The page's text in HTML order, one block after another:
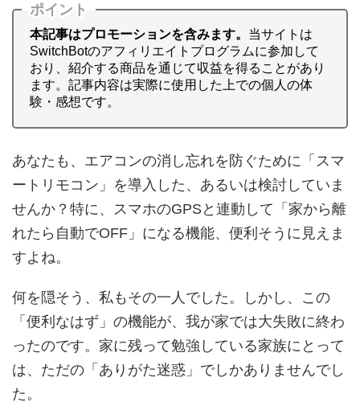
ポイント
本記事はプロモーションを含みます。 当サイトは
SwitchBotのアフィリエイトプログラムに参加して
おり、紹介する商品を通じて収益を得ることがあり
ます。記事内容は実際に使用した上での個人の体
験・感想です。
あなたも、エアコンの消し忘れを防ぐために「スマ
ートリモコン」を導入した、あるいは検討していま
せんか？特に、スマホのGPSと連動して「家から離
れたら自動でOFF」になる機能、便利そうに見えま
すよね。
何を隠そう、私もその一人でした。しかし、この
「便利なはず」の機能が、我が家では大失敗に終わ
ったのです。家に残って勉強している家族にとって
は、ただの「ありがた迷惑」でしかありませんでし
た。